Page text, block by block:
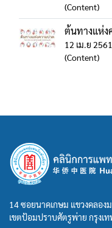
(Content)
ต้นทางแห่ง
12 เม.ย 2561
(Content)
14 ซอยนาคเกษม แขวงคลอง
เขตป้อมปราบศัตรูพ่าย กรุงเ